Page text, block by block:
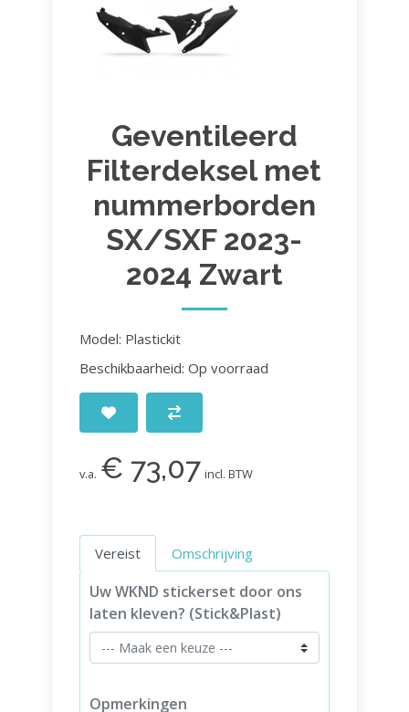
Geventileerd
Filterdeksel met
nummerborden
SX/SXF 2023-
2024 Zwart
Model: Plastickit
Beschikbaarheid: Op voorraad
v.a. € 73,07 incl. BTW
Vereist Omschrijving
Uw WKND stickerset door ons
laten kleven? (Stick&Plast)
Opmerkingen